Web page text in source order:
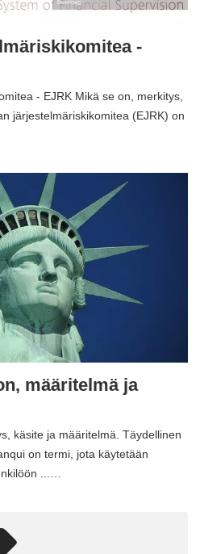
-
- EJRK Mikä se on, merkitys,
järjestelmäriskikomitea (EJRK) on
määritelmä ja
käsite ja määritelmä. Täydellinen
on termi, jota käytetään
...…